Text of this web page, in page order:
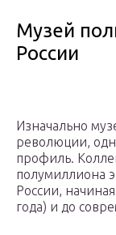
Музей
России
Изначально
революции,
профиль.
полумиллиона
России,
года) и до